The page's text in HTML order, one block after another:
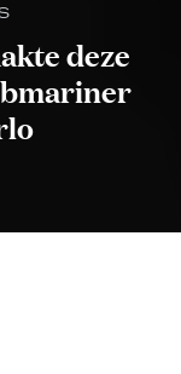
deze